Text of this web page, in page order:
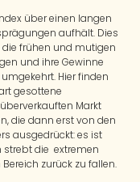
über einen langen
aufhält. Dies
die frühen und mutigen
und ihre Gewinne
Hier finden
gesottene
Markt
die dann erst von den
ausgedrückt: es ist
strebt die extremen
zurück zu fallen.